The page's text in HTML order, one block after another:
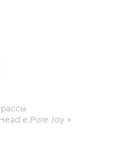
e.Pure Joy +